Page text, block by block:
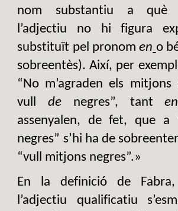
nom substantiu a què
l’adjectiu no hi figura
substituït pel pronomen o
sobreentès). Així, per
“No m’agraden els
vullde negres”, tanten
assenyalen, de fet, que a
negres” s’hi ha de
“vull mitjons negres”.»
En la definició de
l’adjectiu qualificatiu